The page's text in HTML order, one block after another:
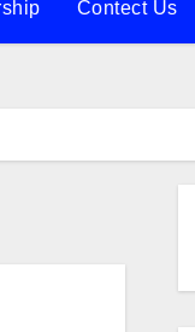
Contect Us